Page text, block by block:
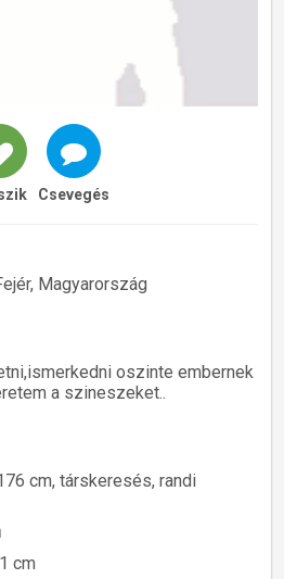
Csevegés
Magyarország
oszinte embernek
a szineszeket..
cm, társkeresés, randi
cm